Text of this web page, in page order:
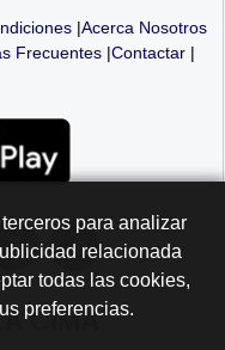
|Acerca Nosotros
Frecuentes|Contactar|
para analizar
relacionada
todas las cookies,
preferencias.
CIMA